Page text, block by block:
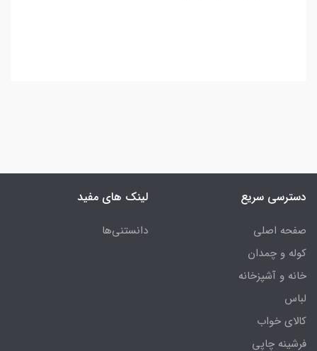
دسترسی سریع
صفحه اصلی
کوله و چمدان
خانه و آشپزخانه
لباس
کالای خواب
فرشینه چاپی
لینک های مفید
دانستنی‌ها